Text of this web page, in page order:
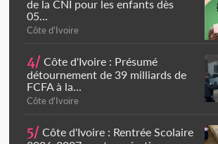
de la CNI pour les enfants dès
05...
Côte d'Ivoire
4/ Côte d'Ivoire : Présumé
détournement de 39 milliards de
FCFA à la...
Côte d'Ivoire
5/ Côte d'Ivoire : Rentrée Scolaire